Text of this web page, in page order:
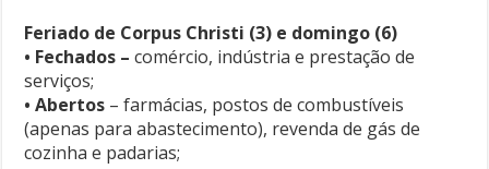
Feriado de Corpus Christi (3) e domingo (6)
• Fechados – comércio, indústria e prestação de
serviços;
•Abertos – farmácias, postos de combustíveis
(apenas para abastecimento), revenda de gás de
cozinha e padarias;